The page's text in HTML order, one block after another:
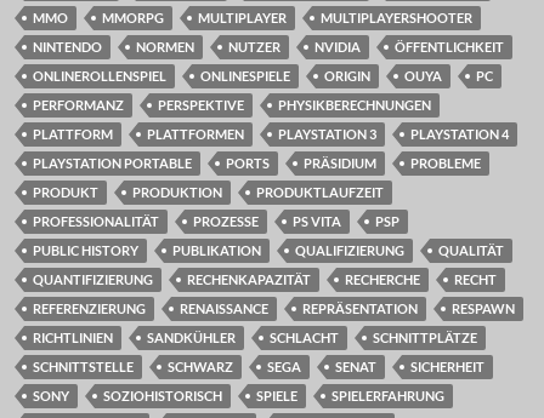
MMO
MMORPG MULTIPLAYER
MULTIPLAYERSHOOTER
NINTENDO
NORMEN NUTZER NVIDIA
ÖFFENTLICHKEIT
ONLINEROLLENSPIEL
ONLINESPIELE ORIGIN OUYA
PC
PERFORMANZ
PERSPEKTIVE
PHYSIKBERECHNUNGEN
PLATTFORM
PLATTFORMEN PLAYSTATION 3
PLAYSTATION 4
PLAYSTATION PORTABLE
PORTS PRÄSIDIUM
PROBLEME
PRODUKT
PRODUKTION
PRODUKTLAUFZEIT
PROFESSIONALITÄT
PROZESSE PS VITA
PSP
PUBLIC HISTORY
PUBLIKATION QUALIFIZIERUNG
QUALITÄT
QUANTIFIZIERUNG
RECHENKAPAZITÄT RECHERCHE
RECHT
REFERENZIERUNG
RENAISSANCE REPRÄSENTATION
RESPAWN
RICHTLINIEN
SANDKÜHLER SCHLACHT
SCHNITTPLÄTZE
SCHNITTSTELLE
SCHWARZ SEGA SENAT
SICHERHEIT
SONY
SOZIOHISTORISCH SPIELE
SPIELERFAHRUNG